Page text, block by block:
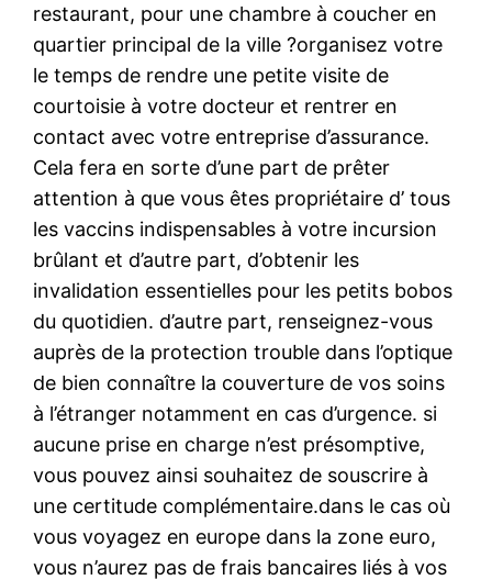
restaurant, pour une chambre à coucher en
quartier principal de la ville ?organisez votre
le temps de rendre une petite visite de
courtoisie à votre docteur et rentrer en
contact avec votre entreprise d’assurance.
Cela fera en sorte d’une part de prêter
attention à que vous êtes propriétaire d’ tous
les vaccins indispensables à votre incursion
brûlant et d’autre part, d’obtenir les
invalidation essentielles pour les petits bobos
du quotidien. d’autre part, renseignez-vous
auprès de la protection trouble dans l’optique
de bien connaître la couverture de vos soins
à l’étranger notamment en cas d’urgence. si
aucune prise en charge n’est présomptive,
vous pouvez ainsi souhaitez de souscrire à
une certitude complémentaire.dans le cas où
vous voyagez en europe dans la zone euro,
vous n’aurez pas de frais bancaires liés à vos